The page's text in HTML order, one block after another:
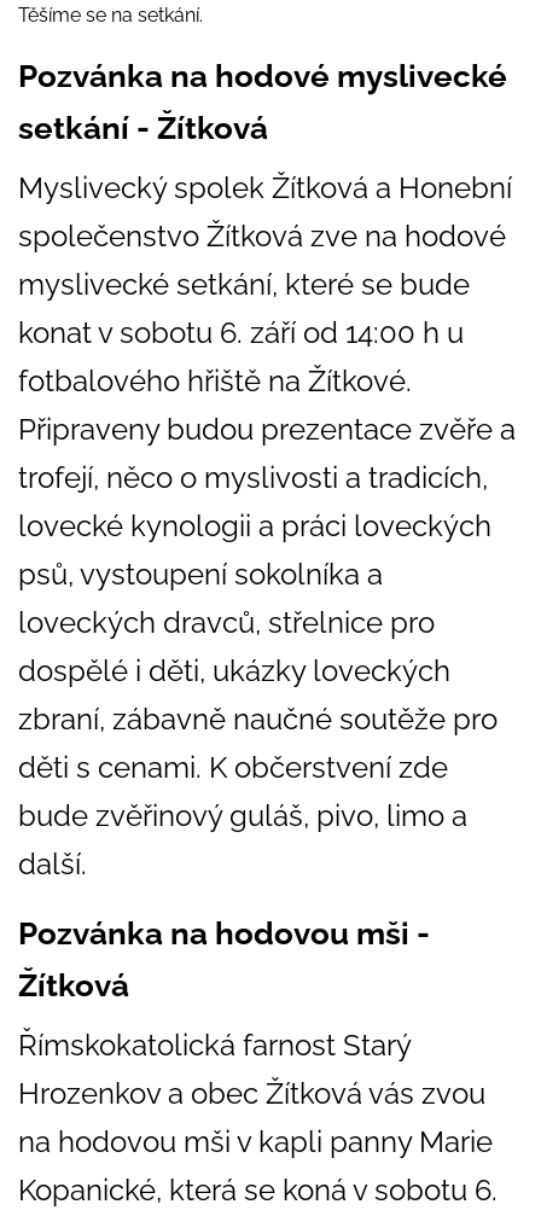
Těšíme se na setkání.
Pozvánka na hodové myslivecké
setkání - Žítková
Myslivecký spolek Žítková a Honební
společenstvo Žítková zve na hodové
myslivecké setkání, které se bude
konat v sobotu 6. září od 14:00 h u
fotbalového hřiště na Žítkové.
Připraveny budou prezentace zvěře a
trofejí, něco o myslivosti a tradicích,
lovecké kynologii a práci loveckých
psů, vystoupení sokolníka a
loveckých dravců, střelnice pro
dospělé i děti, ukázky loveckých
zbraní, zábavně naučné soutěže pro
děti s cenami. K občerstvení zde
bude zvěřinový guláš, pivo, limo a
další.
Pozvánka na hodovou mši -
Žítková
Římskokatolická farnost Starý
Hrozenkov a obec Žítková vás zvou
na hodovou mši v kapli panny Marie
Kopanické, která se koná v sobotu 6.